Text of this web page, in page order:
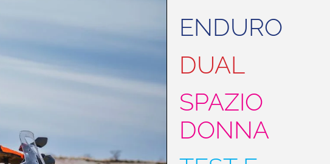
ENDURO
DUAL
SPAZIO
DONNA